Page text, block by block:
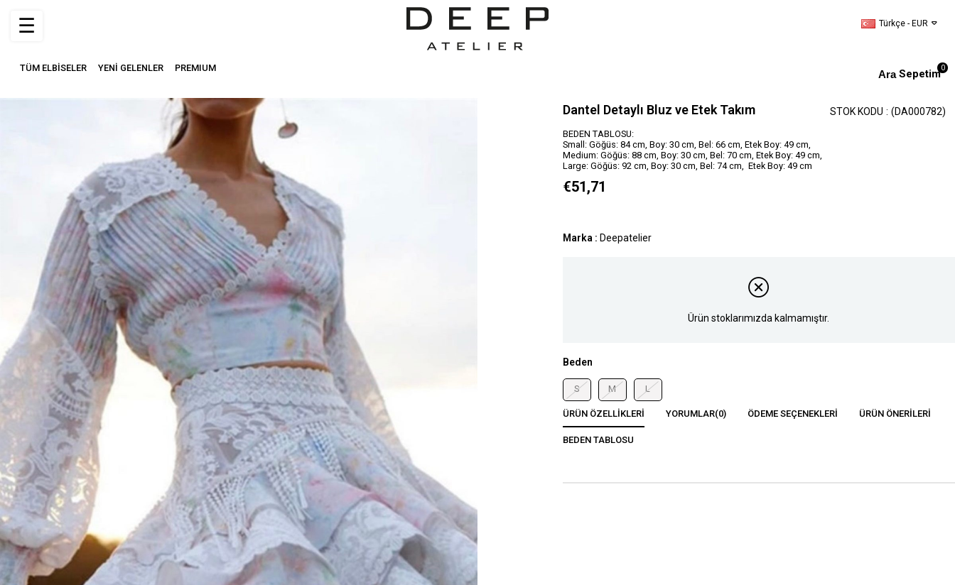
Türkçe - EUR
Sepetim0
TÜM ELBİSELER YENİ GELENLER PREMIUM
☰
Dantel Detaylı Bluz ve Etek Takım (DA000782)
STOK KODU
BEDEN TABLOSU:
Small: Göğüs: 84 cm, Boy: 30 cm, Bel: 66 cm, Etek Boy: 49 cm,
Medium: Göğüs: 88 cm, Boy: 30 cm, Bel: 70 cm, Etek Boy: 49 cm,
Large: Göğüs: 92 cm, Boy: 30 cm, Bel: 74 cm, Etek Boy: 49 cm
€51,71
Marka : Deepatelier
Ürün stoklarımızda kalmamıştır.
Beden
S M L
ÜRÜN ÖZELLIKLERI YORUMLAR(0) ÖDEME SEÇENEKLERI ÜRÜN ÖNERILERI
BEDEN TABLOSU